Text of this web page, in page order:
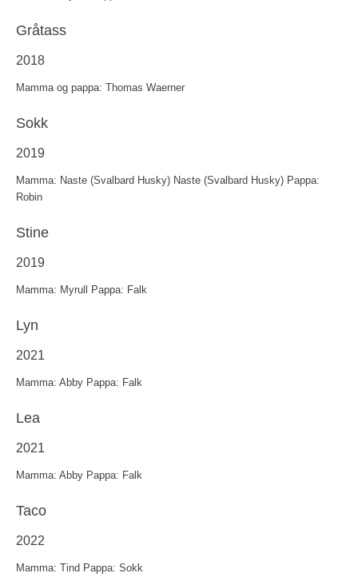
Gråtass
2018
Mamma og pappa: Thomas Waerner
Sokk
2019
Mamma: Naste (Svalbard Husky) Naste (Svalbard Husky) Pappa:
Robin
Stine
2019
Mamma: Myrull Pappa: Falk
Lyn
2021
Mamma: Abby Pappa: Falk
Lea
2021
Mamma: Abby Pappa: Falk
Taco
2022
Mamma: Tind Pappa: Sokk